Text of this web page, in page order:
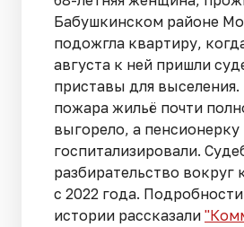
Бабушкинском районе
подожгла квартиру,
августа к ней пришли
приставы для выселения.
пожара жильё почти
выгорело, а пенсионерку
госпитализировали.
разбирательство
с 2022 года.
истории рассказали